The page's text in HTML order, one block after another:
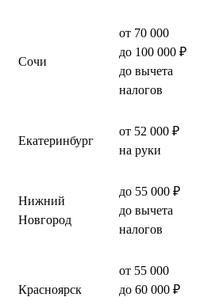
Сочи
от 70 000
до 100 000 ₽
до вычета
налогов
Екатеринбург
от 52 000 ₽
на руки
Нижний
Новгород
до 55 000 ₽
до вычета
налогов
Красноярск
от 55 000
до 60 000 ₽